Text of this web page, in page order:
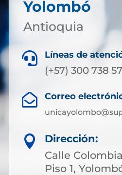
Yolombó
Antioquia
 Líneas de
(+57) 300 738
 Correo

Dirección:
Calle
Piso 1,